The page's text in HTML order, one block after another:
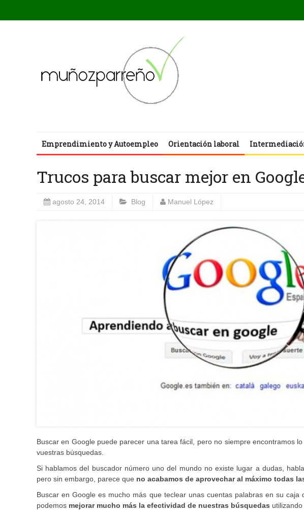
Emprendimiento y Autoempleo Orientación laboral
Trucos para buscar mejor en
agosto 24, 2014 Blog Manuel López
Buscar en Google puede parecer una tarea fácil, pero no siempre encontramos
vuestras búsquedas.
Si hablamos del buscador número uno del mundo no existe lugar a dudas,
pero sin embargo, parece que no acabamos de aprovechar al máximo todas
Buscar en Google es mucho más que teclear unas cuentas palabras en su
podemos mejorar mucho más la efectividad de nuestras búsquedas